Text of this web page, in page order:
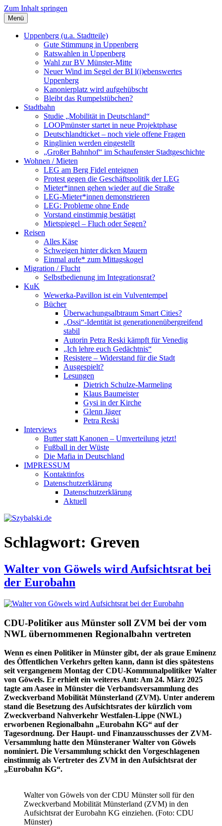
Zum Inhalt springen
Szybalski.de
Infos über und von Werner Szybalski (Münster)
Menü
Uppenberg (u.a. Stadtteile)
Gute Stimmung in Uppenberg
Ratswahlen in Uppenberg
Wahl zur BV Münster-Mitte
Neuer Wind im Segel der BI l(i)ebenswertes
Uppenberg
Kanonierplatz wird aufgehübscht
Bleibt das Rumpelstübchen?
Stadtbahn
Studie „Mobilität in Deutschland“
LOOPmünster startet in neue Projektphase
Deutschlandticket – noch viele offene Fragen
Ringlinien werden eingestellt
„Großer Bahnhof“ im Schaufenster Stadtgeschichte
Wohnen / Mieten
LEG am Berg Fidel enteignen
Protest gegen die Geschäftspolitik der LEG
Mieter*innen gehen wieder auf die Straße
LEG-Mieter*innen demonstrieren
LEG: Probleme ohne Ende
Vorstand einstimmig bestätigt
Mietspiegel – Fluch oder Segen?
Reisen
Alles Käse
Schweigen hinter dicken Mauern
Einmal aufe* zum Mittagskogel
Migration / Flucht
Selbstbedienung im Integrationsrat?
KuK
Wewerka-Pavillon ist ein Vulventempel
Bücher
Überwachungsalbtraum Smart Cities?
„Ossi“-Identität ist generationenübergreifend
stabil
Autorin Petra Reski kämpft für Venedig
„Ich lehre euch Gedächtnis“
Resistere – Widerstand für die Stadt
Ausgespielt?
Lesungen
Dietrich Schulze-Marmeling
Klaus Baumeister
Gysi in der Kirche
Glenn Jäger
Petra Reski
Interviews
Butter statt Kanonen – Umverteilung jetzt!
Fußball in der Wüste
Die Mafia in Deutschland
IMPRESSUM
Kontaktinfos
Datenschutzerklärung
Datenschutzerklärung
Aktuell
Schlagwort: Greven
Walter von Göwels wird Aufsichtsrat bei
der Eurobahn
CDU-Politiker aus Münster soll ZVM bei der vom
NWL übernommenen Regionalbahn vertreten
Wenn es einen Politiker in Münster gibt, der als graue Eminenz
des Öffentlichen Verkehrs gelten kann, dann ist dies spätestens
seit vergangenem Montag der CDU-Kommunalpolitiker Walter
von Göwels. Er erhielt ein weiteres Amt: Am 24. März 2025
tagte am Aasee in Münster die Verbandsversammlung des
Zweckverband Mobilität Münsterland (ZVM). Unter anderem
stand die Besetzung des Aufsichtsrates der kürzlich vom
Zweckverband Nahverkehr Westfalen-Lippe (NWL)
erworbenen Regionalbahn „Eurobahn KG“ auf der
Tagesordnung. Der Haupt- und Finanzausschusses der ZVM-
Versammlung hatte den Münsteraner Walter von Göwels
nominiert. Die Versammlung schickt den Vorgeschlagenen
einstimmig als Vertreter des ZVM in den Aufsichtsrat der
„Eurobahn KG“.
Walter von Göwels von der CDU Münster soll für den
Zweckverband Mobilität Münsterland (ZVM) in den
Aufsichtsrat der Eurobahn KG einziehen. (Foto: CDU
Münster)